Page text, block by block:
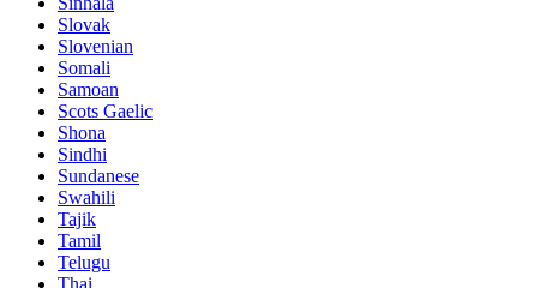
Slovak
Slovenian
Somali
Samoan
Scots Gaelic
Shona
Sindhi
Sundanese
Swahili
Tajik
Tamil
Telugu
Thai